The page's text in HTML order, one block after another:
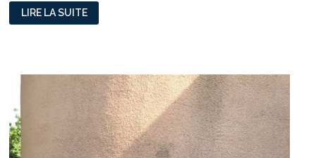
MÉTROPOLE :
LES
VERTS
DÉFIS
LIRE LA SUITE